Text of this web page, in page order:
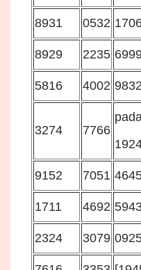
8931 0532
8929 2235
5816 4002 9832
3274 7766
9152 7051
1711 4692
2324 3079